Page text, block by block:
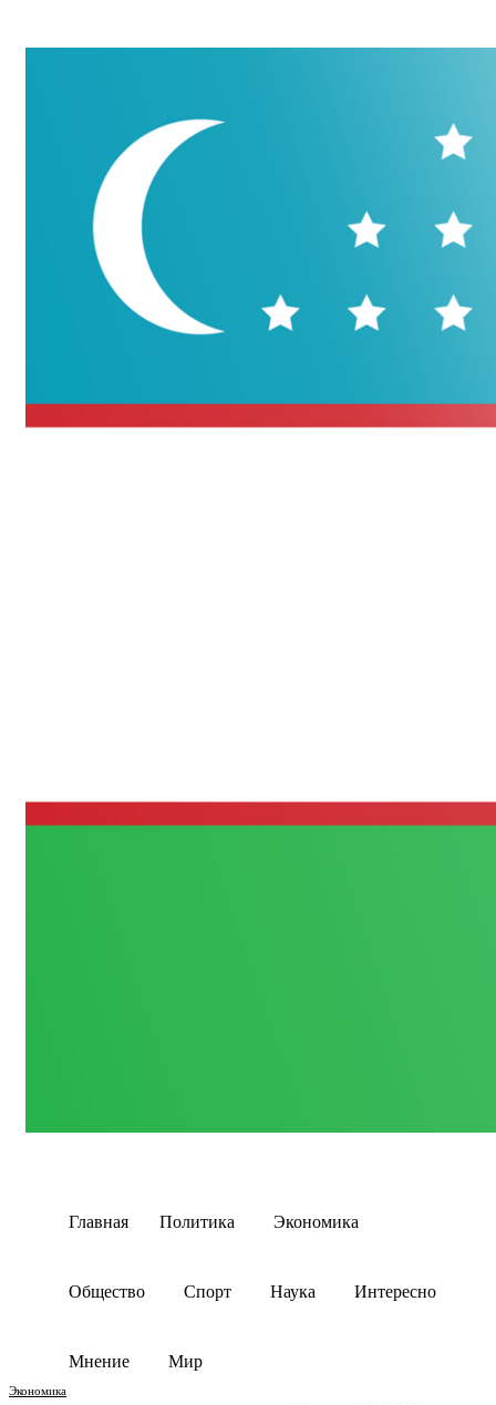
Главная Политика Экономика
Общество Спорт Наука Интересно
Мнение Мир
Экономика